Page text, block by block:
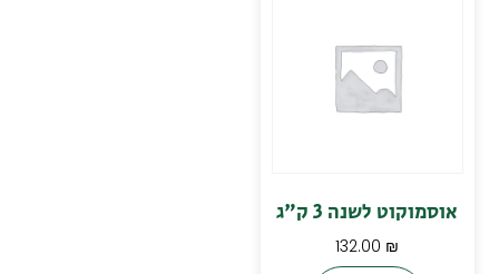
אוסמוקוט לשנה 3 ק"ג
132.00 ₪